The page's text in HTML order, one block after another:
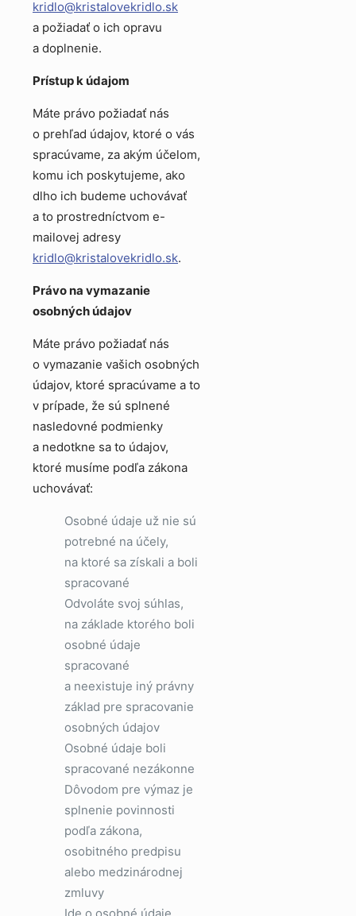
kridlo@kristalovekridlo.sk
a požiadať o ich opravu
a doplnenie.
Prístup k údajom
Máte právo požiadať nás
o prehľad údajov, ktoré o vás
spracúvame, za akým účelom,
komu ich poskytujeme, ako
dlho ich budeme uchovávať
a to prostredníctvom e-
mailovej adresy
kridlo@kristalovekridlo.sk.
Právo na vymazanie
osobných údajov
Máte právo požiadať nás
o vymazanie vašich osobných
údajov, ktoré spracúvame a to
v prípade, že sú splnené
nasledovné podmienky
a nedotkne sa to údajov,
ktoré musíme podľa zákona
uchovávať:
Osobné údaje už nie sú
potrebné na účely,
na ktoré sa získali a boli
spracované
Odvoláte svoj súhlas,
na základe ktorého boli
osobné údaje
spracované
a neexistuje iný právny
základ pre spracovanie
osobných údajov
Osobné údaje boli
spracované nezákonne
Dôvodom pre výmaz je
splnenie povinnosti
podľa zákona,
osobitného predpisu
alebo medzinárodnej
zmluvy
Ide o osobné údaje